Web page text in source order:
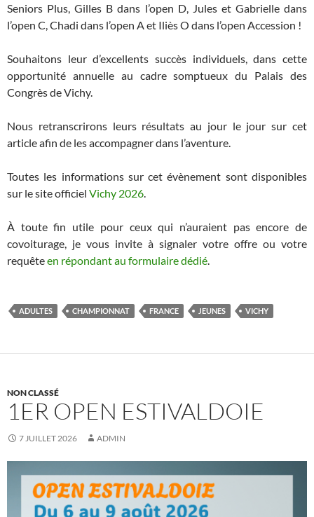
Seniors Plus, Gilles B dans l’open D, Jules et Gabrielle dans
l’open C, Chadi dans l’open A et Iliès O dans l’open Accession !
Souhaitons leur d’excellents succès individuels, dans cette
opportunité annuelle au cadre somptueux du Palais des
Congrès de Vichy.
Nous retranscrirons leurs résultats au jour le jour sur cet
article afin de les accompagner dans l’aventure.
Toutes les informations sur cet évènement sont disponibles
sur le site officiel Vichy 2026
À toute fin utile pour ceux qui n’auraient pas encore de
covoiturage, je vous invite à signaler votre offre ou votre
requêteen répondant au formulaire dédié
ADULTES CHAMPIONNAT FRANCE JEUNES VICHY
NON CLASSÉ
1ER OPEN ESTIVALDOIE
7 JUILLET 2026 ADMIN